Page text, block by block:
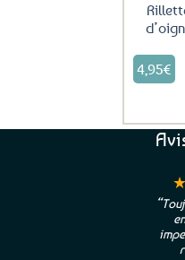
4,95€